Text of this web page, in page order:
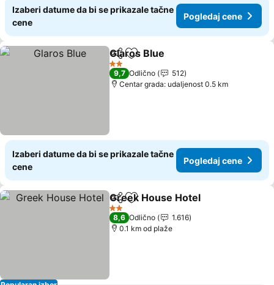
Izaberi datume da bi se prikazale tačne
cene
Pogledaj cene
Deli Dodati u favorite
Glaros Blue
2 Zvezdice
9,7 Odlično
512
Centar grada: udaljenost 0.5 km
Izaberi datume da bi se prikazale tačne
cene
Pogledaj cene
Deli Dodati u favorite
Greek House Hotel
2 Zvezdice
8,6 Odlično
1.616
0.1 km od plaže